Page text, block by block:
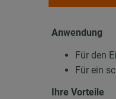
Anwendung
Für den
Für ein
Ihre Vorteile